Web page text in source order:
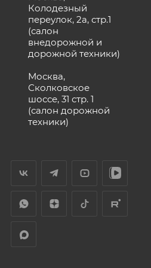
Колодезный
переулок, 2а, стр.1
(салон
внедорожной и
дорожной техники)
Москва,
Сколковское
шоссе, 31 стр. 1
(салон дорожной
техники)